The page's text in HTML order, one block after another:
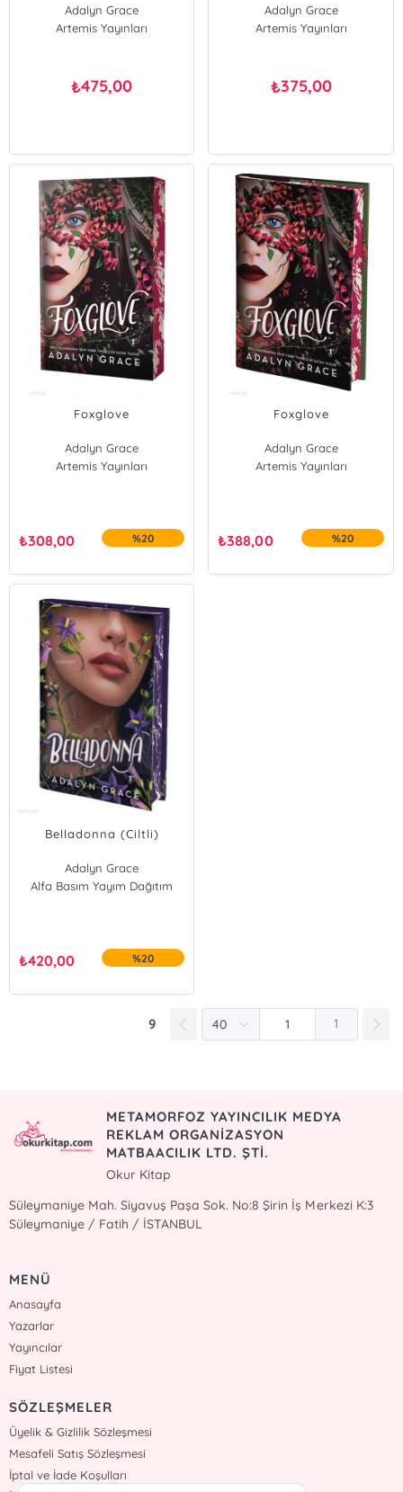
Adalyn Grace
Artemis Yayınları
₺475,00
Adalyn Grace
Artemis Yayınları
₺375,00
Foxglove
Adalyn Grace
Artemis Yayınları
₺308,00 %20
Foxglove
Adalyn Grace
Artemis Yayınları
₺388,00 %20
Belladonna (Ciltli)
Adalyn Grace
Alfa Basım Yayım Dağıtım
₺420,00 %20
9 1
METAMORFOZ YAYINCILIK MEDYA
REKLAM ORGANİZASYON
MATBAACILIK LTD. ŞTİ.
Okur Kitap
Süleymaniye Mah. Siyavuş Paşa Sok. No:8 Şirin İş Merkezi K:3
Süleymaniye / Fatih / İSTANBUL
MENÜ
Anasayfa
Yazarlar
Yayıncılar
Fiyat Listesi
SÖZLEŞMELER
Üyelik & Gizlilik Sözleşmesi
Mesafeli Satış Sözleşmesi
İptal ve İade Koşulları